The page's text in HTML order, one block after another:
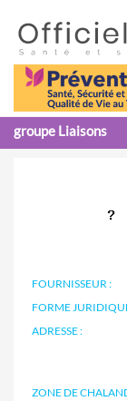
groupe Liaisons
FOURNISSEUR :
FORME
ADRESSE :
ZONE DE